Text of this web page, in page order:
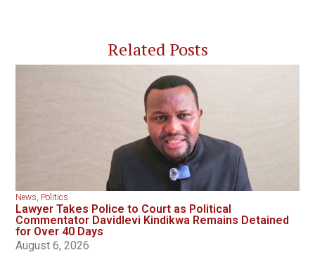
Related Posts
News, Politics
Lawyer Takes Police to Court as Political
Commentator Davidlevi Kindikwa Remains Detained
for Over 40 Days
August 6, 2026